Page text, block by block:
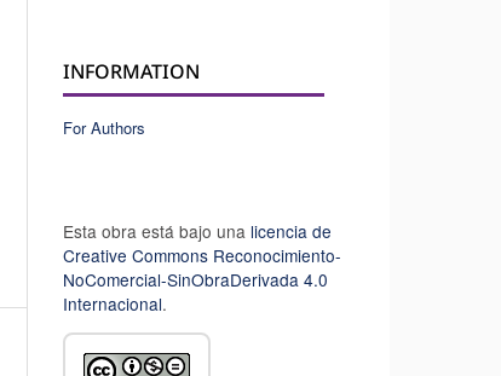
INFORMATION
For Authors
Esta obra está bajo una licencia de
Creative Commons Reconocimiento-
NoComercial-SinObraDerivada 4.0
Internacional.